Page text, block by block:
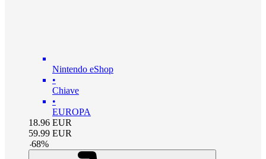
Nintendo eShop
•
Chiave
•
EUROPA
18.96 EUR
59.99 EUR
-68%